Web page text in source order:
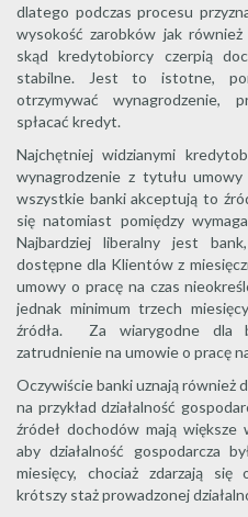
dlatego podczas procesu
wysokość zarobków jak
skąd kredytobiorcy czerpią
stabilne. Jest to istotne,
otrzymywać wynagrodzenie,
spłacać kredyt.
Najchętniej widzianymi
wynagrodzenie z tytułu
wszystkie banki akceptują to
się natomiast pomiędzy
Najbardziej liberalny jest
dostępne dla Klientów z
umowy o pracę na czas
jednak minimum trzech
źródła. Za wiarygodne dla
zatrudnienie na umowie o pracę
Oczywiście banki uznają również
na przykład działalność
źródeł dochodów mają większe
aby działalność gospodarcza
miesięcy, chociaż zdarzają
krótszy staż prowadzonej